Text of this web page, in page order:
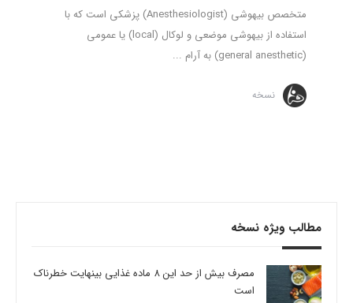
متخصص بیهوشی (Anesthesiologist) پزشکی است که با
استفاده از بیهوشی موضعی و لوکال (local) یا عمومی
(general anesthetic) به آرام ...
نسخه
مطالب ویژه نسخه
مصرف بیش از حد این 8 ماده غذایی بینهایت خطرناک
است